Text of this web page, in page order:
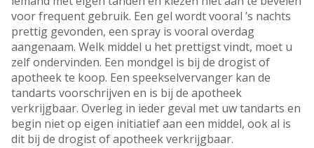
voor frequent gebruik. Een gel wordt vooral ’s nachts
prettig gevonden, een spray is vooral overdag
aangenaam. Welk middel u het prettigst vindt, moet u
zelf ondervinden. Een mondgel is bij de drogist of
apotheek te koop. Een speekselvervanger kan de
tandarts voorschrijven en is bij de apotheek
verkrijgbaar. Overleg in ieder geval met uw tandarts en
begin niet op eigen initiatief aan een middel, ook al is
dit bij de drogist of apotheek verkrijgbaar.